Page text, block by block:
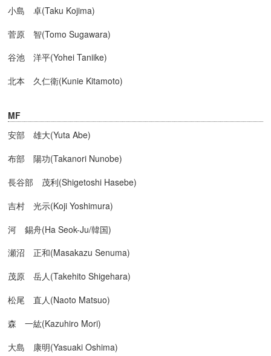
小島 卓(Taku Kojima)
菅原 智(Tomo Sugawara)
谷池 洋平(Yohei Taniike)
北本 久仁衛(Kunie Kitamoto)
MF
安部 雄大(Yuta Abe)
布部 陽功(Takanori Nunobe)
長谷部 茂利(Shigetoshi Hasebe)
吉村 光示(Koji Yoshimura)
河 錫舟(Ha Seok-Ju/韓国)
瀬沼 正和(Masakazu Senuma)
茂原 岳人(Takehito Shigehara)
松尾 直人(Naoto Matsuo)
森 一紘(Kazuhiro Mori)
大島 康明(Yasuaki Oshima)